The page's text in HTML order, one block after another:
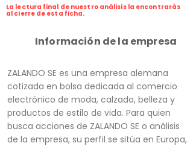
La lectura final de nuestro análisis la encontrarás
al cierre de esta ficha.
Información de la empresa
ZALANDO SE es una empresa alemana
cotizada en bolsa dedicada al comercio
electrónico de moda, calzado, belleza y
productos de estilo de vida. Para quien
busca acciones de ZALANDO SE o análisis
de la empresa, su perfil se sitúa en Europa,